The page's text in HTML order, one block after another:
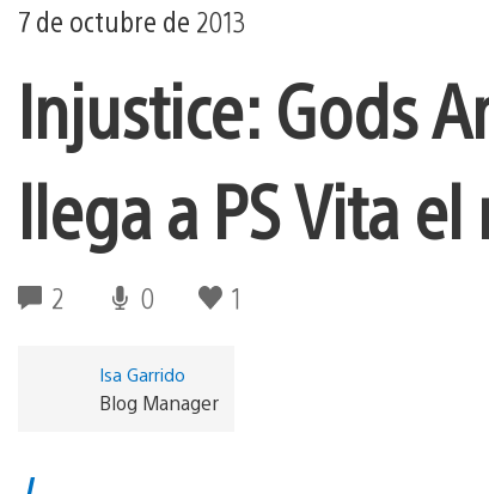
7 de octubre de 2013
Injustice: Gods
llega a PS Vita
2 0 1
Isa Garrido
Blog Manager